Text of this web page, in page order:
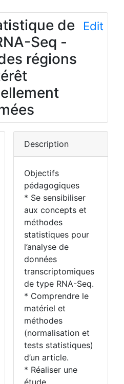
de
Seq -
régions
Edit
Description
Objectifs
pédagogiques
* Se sensibiliser
aux concepts et
méthodes
statistiques pour
l’analyse de
données
transcriptomiques
de type RNA-Seq.
* Comprendre le
matériel et
méthodes
(normalisation et
tests statistiques)
d’un article.
* Réaliser une
étude